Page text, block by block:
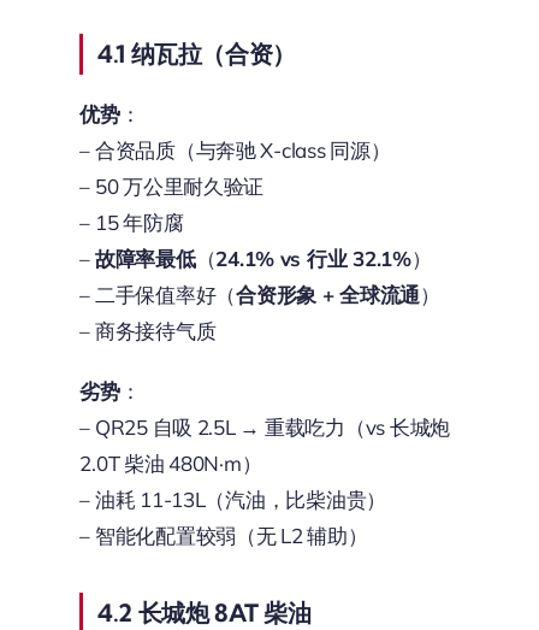
4.1 纳瓦拉（合资）
优势：
– 合资品质（与奔驰 X-class 同源）
– 50 万公里耐久验证
– 15 年防腐
–故障率最低（24.1% vs 行业 32.1%）
– 二手保值率好（合资形象 + 全球流通）
– 商务接待气质
劣势：
– QR25 自吸 2.5L → 重载吃力（vs 长城炮
2.0T 柴油 480N·m）
– 油耗 11-13L（汽油，比柴油贵）
– 智能化配置较弱（无 L2 辅助）
4.2 长城炮 8AT 柴油